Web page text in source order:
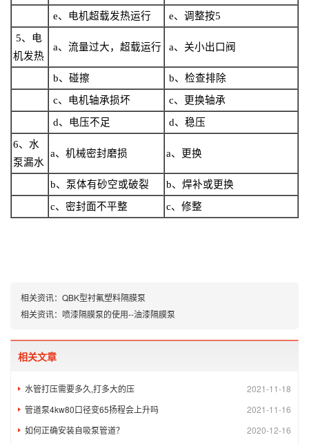
e、电机超载发热运行 e、调整按5
5、电
机发热
a、流量过大，超载运行 a、关小出口阀
b、碰擦 b、检查排除
c、电机轴承损坏 c、更换轴承
d、电压不足 d、稳压
6、水
泵漏水
a、机械密封磨损 a、更换
b、泵体有砂空或破裂 b、焊补或更换
c、密封面不平整 c、修整
相关资讯： QBK型衬氟塑料隔膜泵
相关资讯： 喷漆隔膜泵的使用--油漆隔膜泵
相关文章
2021-11-18
水管打压需要多久,打多大的压
2021-11-16
管道泵4kw80口径变65扬程会上升吗
2020-12-16
如何正确安装自吸泵管道？